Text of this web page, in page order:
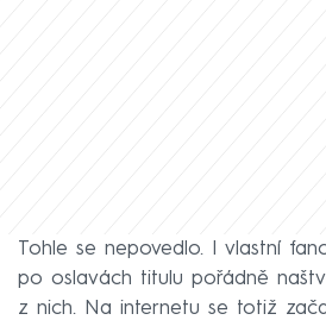
Tohle se nepovedlo. I vlastní
po oslavách titulu pořádně
z nich. Na internetu se totiž